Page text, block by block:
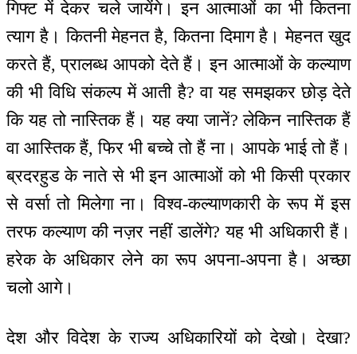
गिफ्ट में देकर चले जायेंगे। इन आत्माओं का भी कितना
त्याग है। कितनी मेहनत है, कितना दिमाग है। मेहनत खुद
करते हैं, प्रालब्ध आपको देते हैं। इन आत्माओं के कल्याण
की भी विधि संकल्प में आती है? वा यह समझकर छोड़ देते
कि यह तो नास्तिक हैं। यह क्या जानें? लेकिन नास्तिक हैं
वा आस्तिक हैं, फिर भी बच्चे तो हैं ना। आपके भाई तो हैं।
ब्रदरहुड के नाते से भी इन आत्माओं को भी किसी प्रकार
से वर्सा तो मिलेगा ना। विश्व-कल्याणकारी के रूप में इस
तरफ कल्याण की नज़र नहीं डालेंगे? यह भी अधिकारी हैं।
हरेक के अधिकार लेने का रूप अपना-अपना है। अच्छा
चलो आगे।
देश और विदेश के राज्य अधिकारियों को देखो। देखा?